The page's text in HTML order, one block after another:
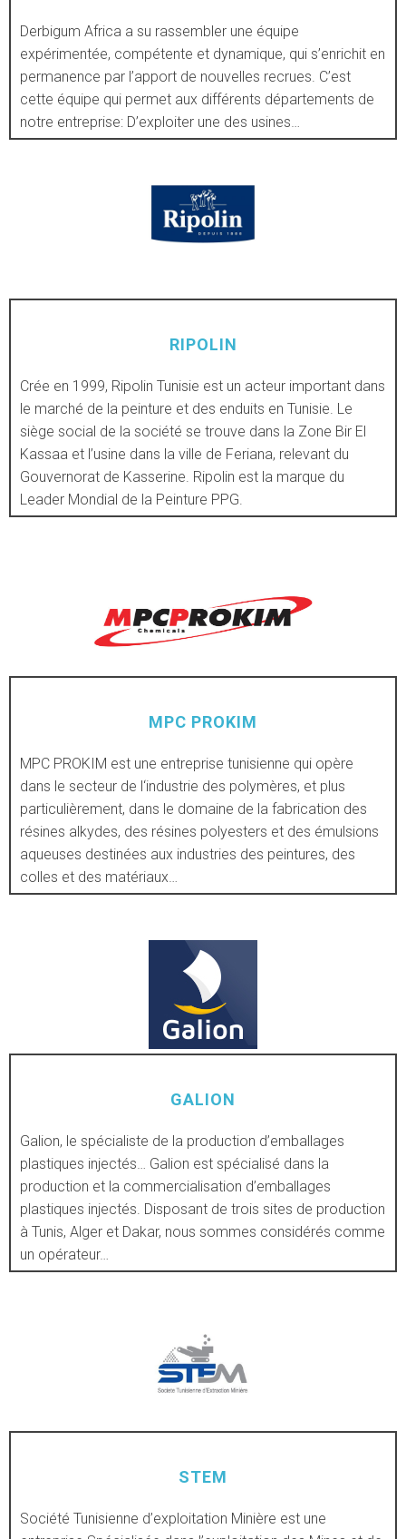
Derbigum Africa a su rassembler une équipe
expérimentée, compétente et dynamique, qui s’enrichit en
permanence par l’apport de nouvelles recrues. C’est
cette équipe qui permet aux différents départements de
notre entreprise: D’exploiter une des usines…
RIPOLIN
Crée en 1999, Ripolin Tunisie est un acteur important dans
le marché de la peinture et des enduits en Tunisie. Le
siège social de la société se trouve dans la Zone Bir El
Kassaa et l’usine dans la ville de Feriana, relevant du
Gouvernorat de Kasserine. Ripolin est la marque du
Leader Mondial de la Peinture PPG.
DÉCOUVRIR
MPC PROKIM
MPC PROKIM est une entreprise tunisienne qui opère
dans le secteur de l‘industrie des polymères, et plus
particulièrement, dans le domaine de la fabrication des
résines alkydes, des résines polyesters et des émulsions
aqueuses destinées aux industries des peintures, des
colles et des matériaux…
DÉCOUVRIR
GALION
Galion, le spécialiste de la production d’emballages
plastiques injectés… Galion est spécialisé dans la
production et la commercialisation d’emballages
plastiques injectés. Disposant de trois sites de production
à Tunis, Alger et Dakar, nous sommes considérés comme
un opérateur…
DÉCOUVRIR
STEM
Société Tunisienne d’exploitation Minière est une